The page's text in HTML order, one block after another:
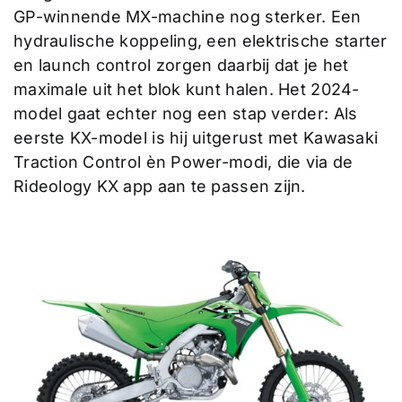
GP-winnende MX-machine nog sterker. Een
hydraulische koppeling, een elektrische starter
en launch control zorgen daarbij dat je het
maximale uit het blok kunt halen. Het 2024-
model gaat echter nog een stap verder: Als
eerste KX-model is hij uitgerust met Kawasaki
Traction Control èn Power-modi, die via de
Rideology KX app aan te passen zijn.